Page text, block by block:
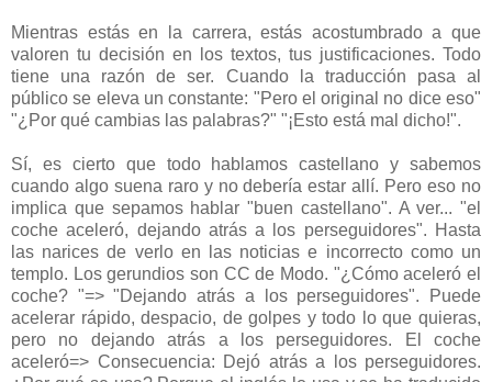
Mientras estás en la carrera, estás acostumbrado a que
valoren tu decisión en los textos, tus justificaciones. Todo
tiene una razón de ser. Cuando la traducción pasa al
público se eleva un constante: "Pero el original no dice eso"
"¿Por qué cambias las palabras?" "¡Esto está mal dicho!".
Sí, es cierto que todo hablamos castellano y sabemos
cuando algo suena raro y no debería estar allí. Pero eso no
implica que sepamos hablar "buen castellano". A ver... "el
coche aceleró, dejando atrás a los perseguidores". Hasta
las narices de verlo en las noticias e incorrecto como un
templo. Los gerundios son CC de Modo. "¿Cómo aceleró el
coche? "=> "Dejando atrás a los perseguidores". Puede
acelerar rápido, despacio, de golpes y todo lo que quieras,
pero no dejando atrás a los perseguidores. El coche
aceleró=> Consecuencia: Dejó atrás a los perseguidores.